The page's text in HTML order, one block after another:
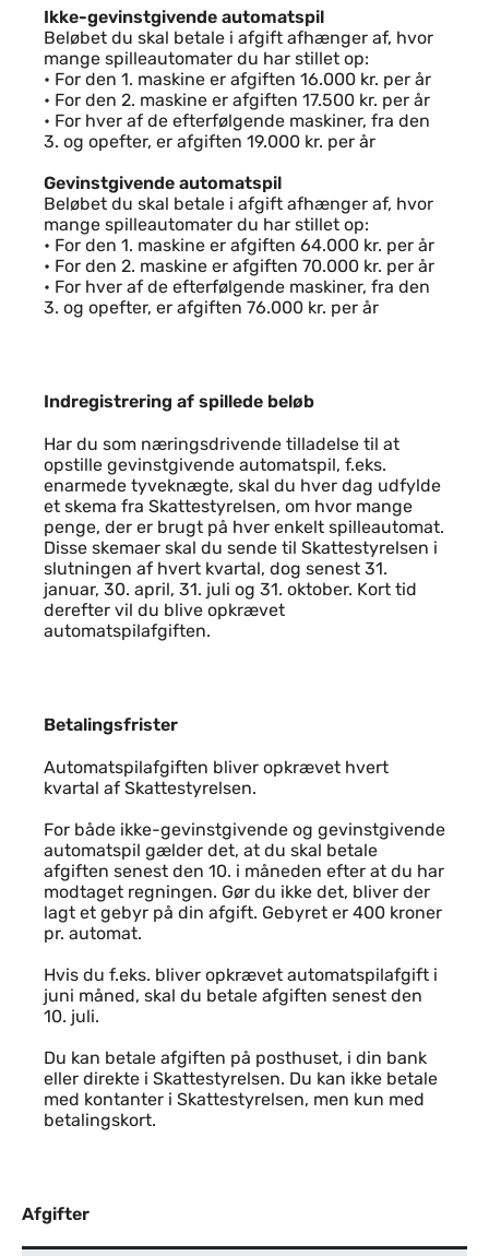
Ikke-gevinstgivende automatspil
Beløbet du skal betale i afgift afhænger af, hvor
mange spilleautomater du har stillet op:
• For den 1. maskine er afgiften 16.000 kr. per år
• For den 2. maskine er afgiften 17.500 kr. per år
• For hver af de efterfølgende maskiner, fra den
3. og opefter, er afgiften 19.000 kr. per år
Gevinstgivende automatspil
Beløbet du skal betale i afgift afhænger af, hvor
mange spilleautomater du har stillet op:
• For den 1. maskine er afgiften 64.000 kr. per år
• For den 2. maskine er afgiften 70.000 kr. per år
• For hver af de efterfølgende maskiner, fra den
3. og opefter, er afgiften 76.000 kr. per år
Indregistrering af spillede beløb
Indregistrering af spillede beløb
Har du som næringsdrivende tilladelse til at
opstille gevinstgivende automatspil, f.eks.
enarmede tyveknægte, skal du hver dag udfylde
et skema fra Skattestyrelsen, om hvor mange
penge, der er brugt på hver enkelt spilleautomat.
Disse skemaer skal du sende til Skattestyrelsen i
slutningen af hvert kvartal, dog senest 31.
januar, 30. april, 31. juli og 31. oktober. Kort tid
derefter vil du blive opkrævet
automatspilafgiften.
Betalingsfrister
Betalingsfrister
Automatspilafgiften bliver opkrævet hvert
kvartal af Skattestyrelsen.
For både ikke-gevinstgivende og gevinstgivende
automatspil gælder det, at du skal betale
afgiften senest den 10. i måneden efter at du har
modtaget regningen. Gør du ikke det, bliver der
lagt et gebyr på din afgift. Gebyret er 400 kroner
pr. automat.
Hvis du f.eks. bliver opkrævet automatspilafgift i
juni måned, skal du betale afgiften senest den
10. juli.
Du kan betale afgiften på posthuset, i din bank
eller direkte i Skattestyrelsen. Du kan ikke betale
med kontanter i Skattestyrelsen, men kun med
betalingskort.
Afgifter